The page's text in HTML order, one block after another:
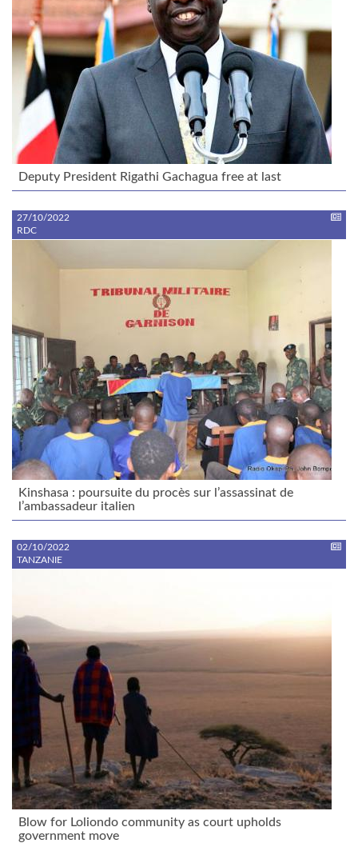
Deputy President Rigathi Gachagua free at last
27/10/2022
RDC
Kinshasa : poursuite du procès sur l’assassinat de
l’ambassadeur italien
02/10/2022
TANZANIE
Blow for Loliondo community as court upholds
government move